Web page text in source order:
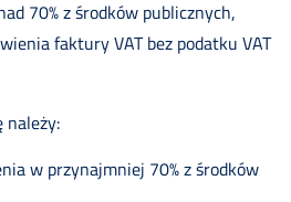
70% z środków publicznych,
faktury VAT bez podatku VAT
należy:
w przynajmniej 70% z środków